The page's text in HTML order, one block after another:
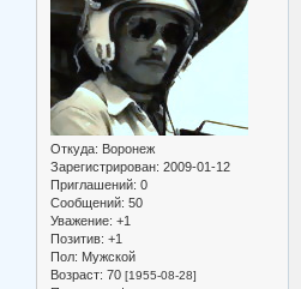
Откуда: Воронеж
Зарегистрирован: 2009-01-12
Приглашений: 0
Сообщений: 50
Уважение: +1
Позитив: +1
Пол: Мужской
Возраст: 70 [1955-08-28]